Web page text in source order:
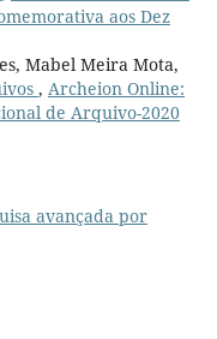
aos Dez
Mabel Meira Mota,
, Archeion Online:
de Arquivo-2020
avançada por